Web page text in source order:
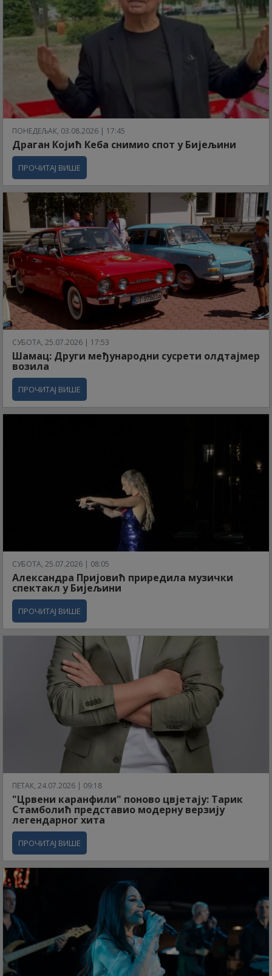
ПОНЕДЕЉАК, 03.08.2026 | 17:45
Драган Којић Кеба снимио спот у Бијељини
ПРОЧИТАЈ ВИШЕ
СУБОТА, 25.07.2026 | 17:53
Шамац: Други међународни сусрети олдтајмер
возила
ПРОЧИТАЈ ВИШЕ
СУБОТА, 25.07.2026 | 08:05
Александра Пријовић приредила музички
спектакл у Бијељини
ПРОЧИТАЈ ВИШЕ
ПЕТАК, 24.07.2026 | 09:18
"Црвени каранфили" поново цвјетају: Тарик
Стамболић представио модерну верзију
легендарног хита
ПРОЧИТАЈ ВИШЕ